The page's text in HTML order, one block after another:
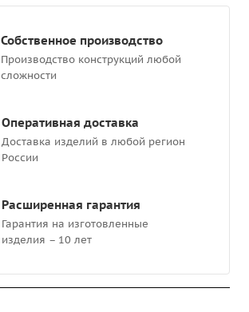
Собственное производство
Производство конструкций любой
сложности
Оперативная доставка
Доставка изделий в любой регион
России
Расширенная гарантия
Гарантия на изготовленные
изделия – 10 лет